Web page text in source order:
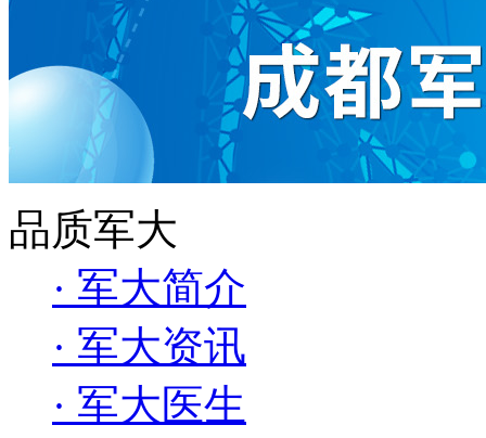
品质军大
· 军大简介
· 军大资讯
· 军大医生